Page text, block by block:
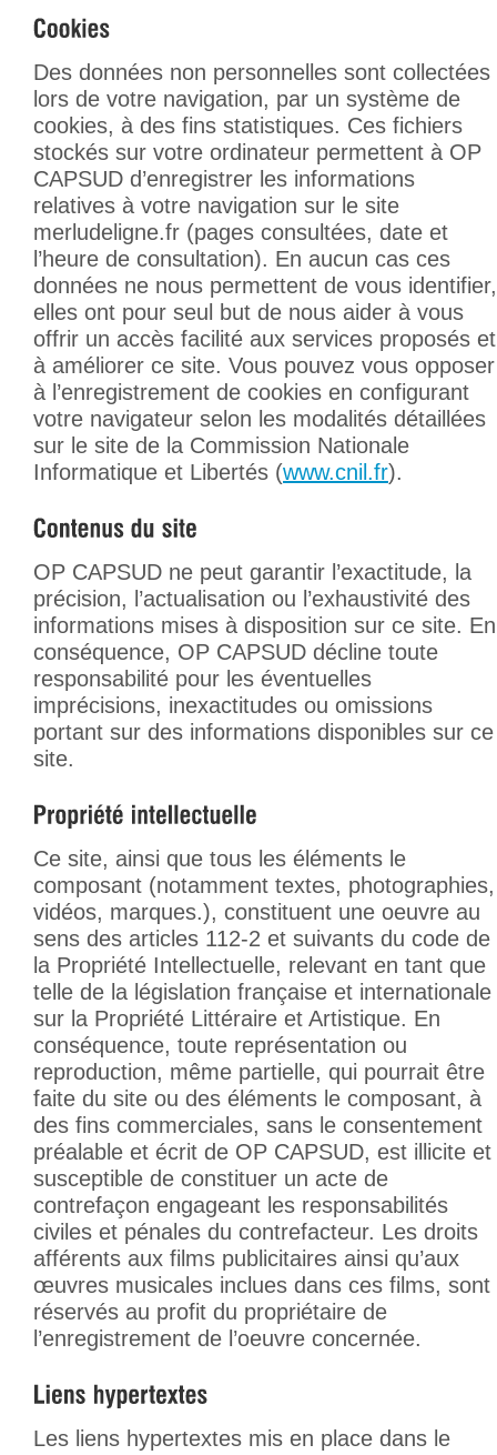
Des données non personnelles sont collectées
lors de votre navigation, par un système de
cookies, à des fins statistiques. Ces fichiers
stockés sur votre ordinateur permettent à OP
CAPSUD d’enregistrer les informations
relatives à votre navigation sur le site
merludeligne.fr (pages consultées, date et
l’heure de consultation). En aucun cas ces
données ne nous permettent de vous identifier,
elles ont pour seul but de nous aider à vous
offrir un accès facilité aux services proposés et
à améliorer ce site. Vous pouvez vous opposer
à l’enregistrement de cookies en configurant
votre navigateur selon les modalités détaillées
sur le site de la Commission Nationale
Informatique et Libertés (www.cnil.fr).
OP CAPSUD ne peut garantir l’exactitude, la
précision, l’actualisation ou l’exhaustivité des
informations mises à disposition sur ce site. En
conséquence, OP CAPSUD décline toute
responsabilité pour les éventuelles
imprécisions, inexactitudes ou omissions
portant sur des informations disponibles sur ce
site.
Ce site, ainsi que tous les éléments le
composant (notamment textes, photographies,
vidéos, marques.), constituent une oeuvre au
sens des articles 112-2 et suivants du code de
la Propriété Intellectuelle, relevant en tant que
telle de la législation française et internationale
sur la Propriété Littéraire et Artistique. En
conséquence, toute représentation ou
reproduction, même partielle, qui pourrait être
faite du site ou des éléments le composant, à
des fins commerciales, sans le consentement
préalable et écrit de OP CAPSUD, est illicite et
susceptible de constituer un acte de
contrefaçon engageant les responsabilités
civiles et pénales du contrefacteur. Les droits
afférents aux films publicitaires ainsi qu’aux
œuvres musicales inclues dans ces films, sont
réservés au profit du propriétaire de
l’enregistrement de l’oeuvre concernée.
Les liens hypertextes mis en place dans le